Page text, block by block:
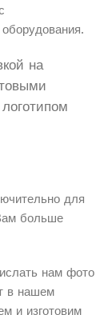
на
для
больше
нам фото
в нашем
и изготовим